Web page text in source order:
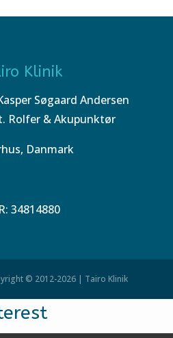
Klinik
Søgaard Andersen
Rolfer & Akupunktør
Danmark
34814880
© 2012-2026 | Tairo Klinik